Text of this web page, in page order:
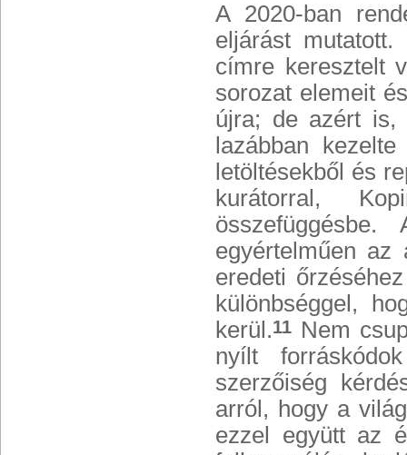
A 2020-ban
eljárást
címre keresztelt
sorozat elemeit
újra; de azért is,
lazábban
letöltésekből és
kurátorral,
egyértelműen az
eredeti
különbséggel,
kerül.11 Nem
nyílt
szerzőiség
arról, hogy a
ezzel együtt az